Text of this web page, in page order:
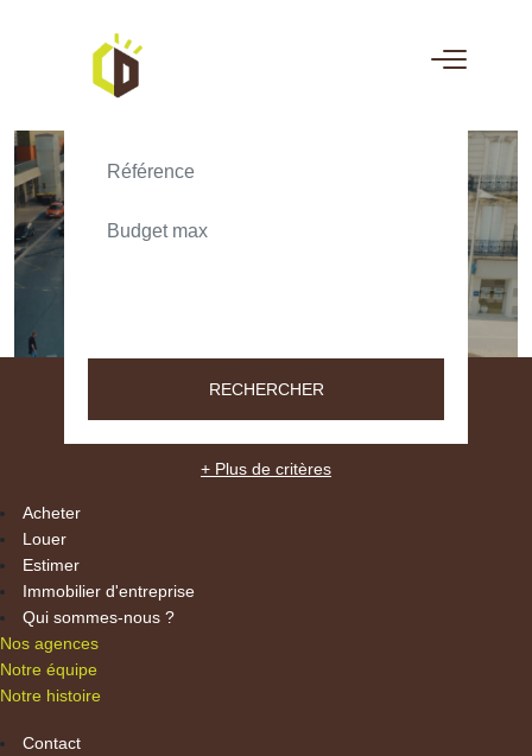
TEXT_SEARCH_SELECTIONNEZ
RECHERCHER
+ Plus de critères
Acheter
Louer
Estimer
Immobilier d'entreprise
Qui sommes-nous ?
Nos agences
Notre équipe
Notre histoire
Contact